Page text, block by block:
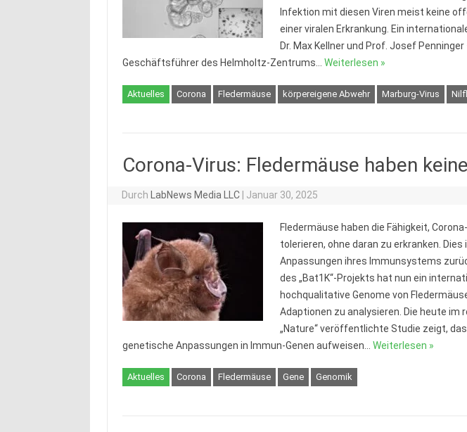
Infektion mit diesen Viren meist keine
einer viralen Erkrankung. Ein
Dr. Max Kellner und Prof. Josef
Geschäftsführer des Helmholtz-Zentrums… Weiterlesen »
Aktuelles Corona Fledermäuse körpereigene Abwehr Marburg-Virus
Corona-Virus: Fledermäuse haben
Durch LabNews Media LLC Januar 30, 2025
Fledermäuse haben die Fähigkeit,
tolerieren, ohne daran zu erkranken.
Anpassungen ihres Immunsystems
des „Bat1K“-Projekts hat nun ein
hochqualitative Genome von
Adaptionen zu analysieren. Die heute im
„Nature“ veröffentlichte Studie zeigt,
genetische Anpassungen in Immun-Genen aufweisen… Weiterlesen »
Aktuelles Corona Fledermäuse Gene Genomik